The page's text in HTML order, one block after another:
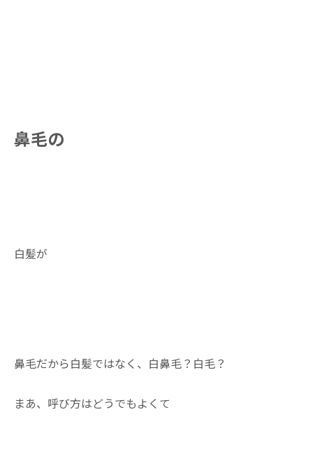
鼻毛の
白髪が
鼻毛だから白髪ではなく、白鼻毛？白毛？
まあ、呼び方はどうでもよくて